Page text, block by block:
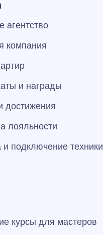
агентство
компания
и награды
достижения
лояльности
и подключение техники
курсы для мастеров